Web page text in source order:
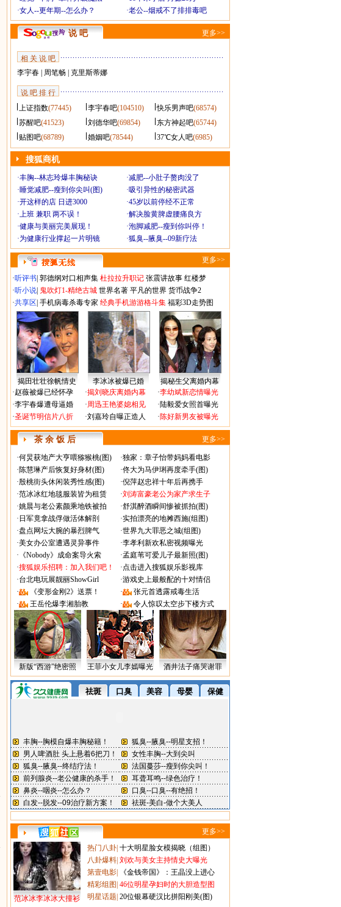
·女人--更年期--怎么办？ ·老公--烟戒不了排排毒吧
说 吧 更多>>
相 关 说 吧
李宇春| 周笔畅| 克里斯蒂娜
说 吧 排 行
上证指数(77445) 李宇春吧(104510) 快乐男声吧(68574)
苏醒吧(41523) 刘德华吧(69854) 东方神起吧(65744)
贴图吧(68789) 婚姻吧(78544) 37℃女人吧(6985)
搜狐商机
·丰胸--林志玲爆丰胸秘诀 ·减肥--小肚子赘肉没了
·睡觉减肥--瘦到你尖叫(图) ·吸引异性的秘密武器
·开这样的店 日进3000 ·45岁以前停经不正常
·上班 兼职 两不误！ ·解决脸黄脾虚腰痛良方
·健康与美丽完美展现！ ·泡脚减肥--瘦到你叫停！
·为健康行业撑起一片明镜 ·狐臭--腋臭--09新疗法
更多>>
·听评书 郭德纲对口相声集 杜拉拉升职记 张震讲故事 红楼梦
·听小说 鬼吹灯1-精绝古城 世界名著 平凡的世界 货币战争2
·共享区 手机病毒杀毒专家 经典手机游游格斗集 福彩3D走势图
揭田壮壮徐帆情史 李冰冰被爆已婚
揭秘生父离婚内幕
·赵薇被爆已经怀孕
·李宇春爆遭母逼婚
·圣诞节明信片八折
·揭刘晓庆离婚内幕
·周迅王艳婆媳相见
·刘嘉玲自曝正造人
·李幼斌新恋情曝光
·陆毅爱女照首曝光
·陈好新男友被曝光
茶 余 饭 后 更多>>
·何炅获地产大亨喂猕猴桃(图) ·独家：章子怡带妈妈看电影
·陈慧琳产后恢复好身材(图) ·佟大为马伊琍再度牵手(图)
·殷桃街头休闲装秀性感(图) ·倪萍赵忠祥十年后再携手
·范冰冰红地毯服装皆为租赁 ·刘涛富豪老公为家产求生子
·姚晨与老公素颜乘地铁被拍 ·舒淇醉酒瞬间惨被抓拍(图)
· 日军竟拿战俘做活体解剖 ·实拍漂亮的地摊西施(组图)
·盘点网坛大腕的暴烈脾气 ·世界九大罪恶之城(组图)
·美女办公室遭遇灵异事件 ·李孝利新欢私密视频曝光
· 《Nobody》成命案导火索 ·孟庭苇可爱儿子最新照(图)
·搜狐娱乐招聘：加入我们吧！ ·点击进入搜狐娱乐影视库
·台北电玩展靓丽ShowGirl ·游戏史上最般配的十对情侣
·
《变形金刚2》送票！ ·
张元首透露戒毒生活
·
王岳伦爆李湘胎教 · 令人惊叹太空步下楼方式
新版“西游”绝密照 王菲小女儿李嫣曝光 酒井法子痛哭谢罪
更多>>
范冰冰李冰冰大撞衫
热门八卦 十大明星脸女模揭晓（组图）
八卦爆料 刘欢与美女主持情史大曝光
第壹电影
《金钱帝国》：王晶没上进心
精彩组图 46位明星孕妇时的大胆造型图
明星话题 20位银幕硬汉比拼阳刚美(图)